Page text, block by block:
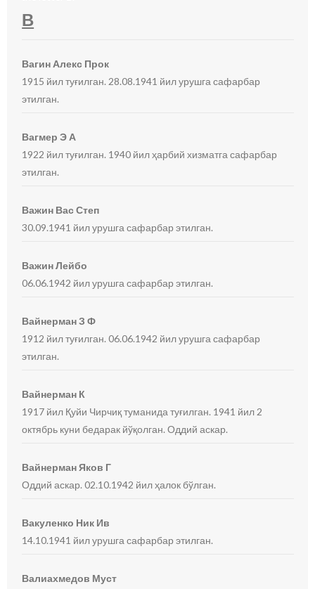
В
Вагин Алекс Прок
1915 йил туғилган. 28.08.1941 йил урушга сафарбар
этилган.
Вагмер Э А
1922 йил туғилган. 1940 йил ҳарбий хизматга сафарбар
этилган.
Важин Вас Степ
30.09.1941 йил урушга сафарбар этилган.
Важин Лейбо
06.06.1942 йил урушга сафарбар этилган.
Вайнерман З Ф
1912 йил туғилган. 06.06.1942 йил урушга сафарбар
этилган.
Вайнерман К
1917 йил Қуйи Чирчиқ туманида туғилган. 1941 йил 2
октябрь куни бедарак йўқолган. Оддий аскар.
Вайнерман Яков Г
Оддий аскар. 02.10.1942 йил ҳалок бўлган.
Вакуленко Ник Ив
14.10.1941 йил урушга сафарбар этилган.
Валиахмедов Муст